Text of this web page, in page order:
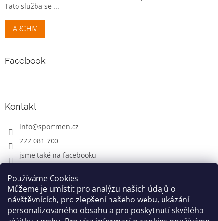
Používáme Cookies
Můžeme je umístit pro analýzu našich údajů o
návštěvnících, pro zlepšení našeho webu, ukázání
personalizovaného obsahu a pro poskytnutí skvělého
Tato služba se ...
ARCHIV
Facebook
Kontakt
info@sportmen.cz
777 081 700
jsme také na facebooku
CYKLO OBLEČENÍ